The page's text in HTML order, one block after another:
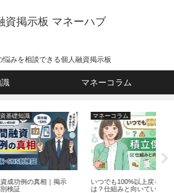
資掲示板 マネーハブ
悩みを相談できる個人融資掲示板
マネーコラム
掲示
マネーコラム
いつでも100%以上戻る積立保険と
は？仕組みと向いている人を解説